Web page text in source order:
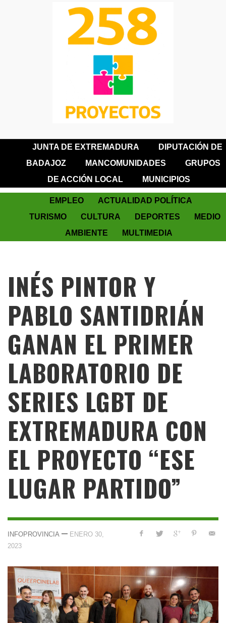
JUNTA DE EXTREMADURA
DIPUTACIÓN DE
BADAJOZ
MANCOMUNIDADES
GRUPOS
DE ACCIÓN LOCAL
MUNICIPIOS
EMPLEO
ACTUALIDAD POLÍTICA
TURISMO
CULTURA DEPORTES
MEDIO
AMBIENTE
MULTIMEDIA
INÉS PINTOR Y
PABLO SANTIDRIÁN
GANAN EL PRIMER
LABORATORIO DE
SERIES LGBT DE
EXTREMADURA CON
EL PROYECTO “ESE
LUGAR PARTIDO”
INFOPROVINCIA — ENERO 30,
2023